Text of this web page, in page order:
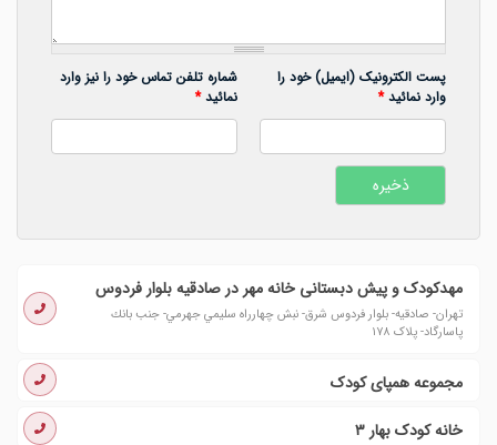
پست الکترونیک (ایمیل) خود را
وارد نمائید*
شماره تلفن تماس خود را نیز وارد
نمائید*
مهدکودک و پیش دبستانی خانه مهر در صادقیه بلوار فردوس
تهران- صادقیه- بلوار فردوس شرق- نبش چهارراه سليمي جهرمي- جنب بانك
پاسارگاد- پلاک ١٧٨
مجموعه همپای کودک
خانه کودک بهار ۳